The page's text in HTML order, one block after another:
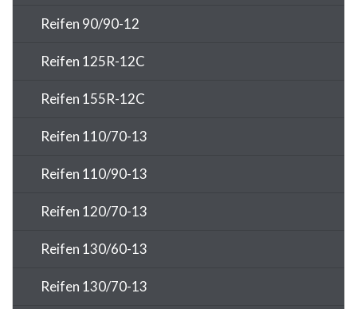
Reifen 90/90-12
Reifen 125R-12C
Reifen 155R-12C
Reifen 110/70-13
Reifen 110/90-13
Reifen 120/70-13
Reifen 130/60-13
Reifen 130/70-13